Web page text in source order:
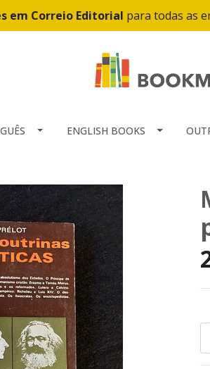
em Correio Editorial para todas as
ENGLISH BOOKS